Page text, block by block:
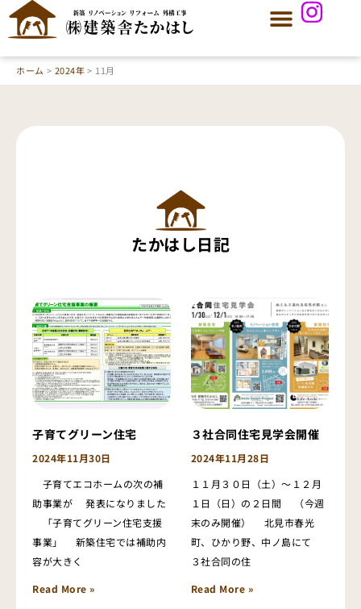
ス
キ
ホーム 2024年 11月
たかはし日記
子育てグリーン住宅
2024年11月30日
子育てエコホームの次の補
助事業が 発表になりました
「子育てグリーン住宅支援
事業」 新築住宅では補助内
容が大きく
Read More »
３社合同住宅見学会開催
2024年11月28日
１１月３０日（土）～１２月
１日（日）の２日間 （今週
末のみ開催） 北見市春光
町、ひかり野、中ノ島にて
３社合同の住
Read More »